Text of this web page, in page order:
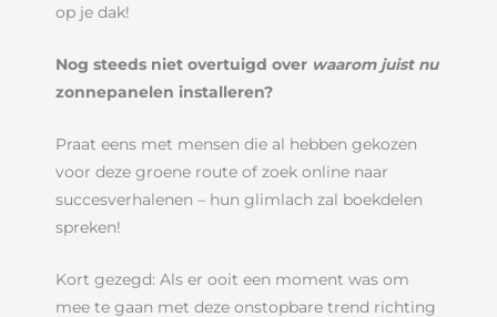
op je dak!
Nog steeds niet overtuigd over waarom juist nu
zonnepanelen installeren?
Praat eens met mensen die al hebben gekozen
voor deze groene route of zoek online naar
succesverhalenen – hun glimlach zal boekdelen
spreken!
Kort gezegd: Als er ooit een moment was om
mee te gaan met deze onstopbare trend richting